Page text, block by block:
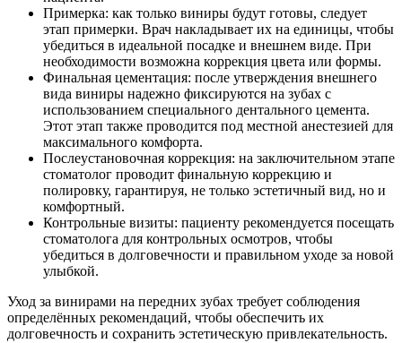
Примерка: как только виниры будут готовы, следует
этап примерки. Врач накладывает их на единицы, чтобы
убедиться в идеальной посадке и внешнем виде. При
необходимости возможна коррекция цвета или формы.
Финальная цементация: после утверждения внешнего
вида виниры надежно фиксируются на зубах с
использованием специального дентального цемента.
Этот этап также проводится под местной анестезией для
максимального комфорта.
Послеустановочная коррекция: на заключительном этапе
стоматолог проводит финальную коррекцию и
полировку, гарантируя, не только эстетичный вид, но и
комфортный.
Контрольные визиты: пациенту рекомендуется посещать
стоматолога для контрольных осмотров, чтобы
убедиться в долговечности и правильном уходе за новой
улыбкой.
Уход за винирами на передних зубах требует соблюдения
определённых рекомендаций, чтобы обеспечить их
долговечность и сохранить эстетическую привлекательность.